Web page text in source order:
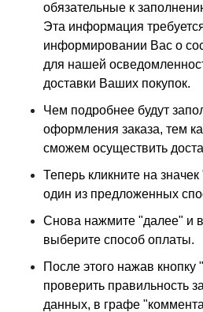
обязательные к
Эта информация
информировании Вас о
для нашей
доставки Ваших покупок.
Чем подробнее будут
оформления заказа, тем
сможем осуществить
Теперь кликните на
один из предложенных
Снова нажмите "далее" и
выберите способ оплаты.
После этого нажав
проверить правильность
данных, в графе